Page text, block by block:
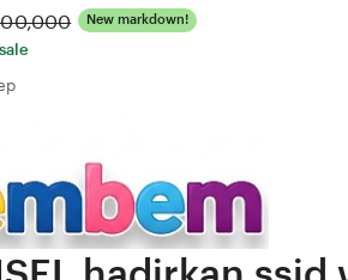
New markdown!